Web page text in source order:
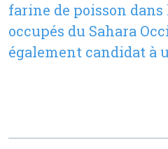
farine de poisson
occupés du Sahara
également candidat à